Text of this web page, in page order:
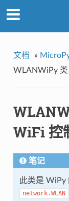
文档 »
WLANWiPy
WiFi 控
笔记
此类是 WiPy
network.WLAN